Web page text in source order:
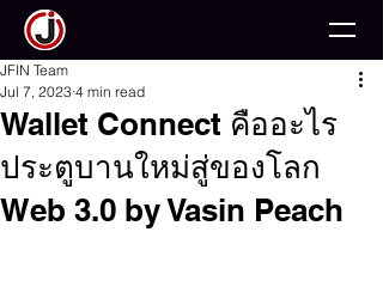
Wallet Connect คืออะไร
ประตูบานใหม่สู่ของโลก
Web 3.0 by Vasin Peach
JFIN Team
Jul 7, 2023 4 min read